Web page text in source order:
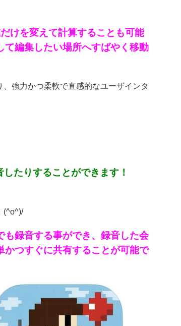
けを変えて計算することも可能
編集したい場所へすばやく移動
強力かつ柔軟で直感的なユーザインタ
たりすることができます！
(^o^)/
も録音する事ができ、録音した会
つすぐに共有することが可能で